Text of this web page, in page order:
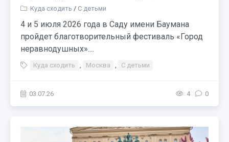
Куда сходить / С детьми
4 и 5 июля 2026 года в Саду имени Баумана
пройдет благотворительный фестиваль «Город
неравнодушных»....
Куда сходить , Москва , С детьми
03.07.26 4 0